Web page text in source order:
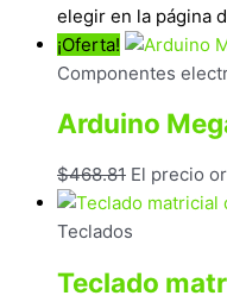
elegir en la página
¡Oferta!
Componentes
Arduino
$468.81 El precio
Teclados
Teclado